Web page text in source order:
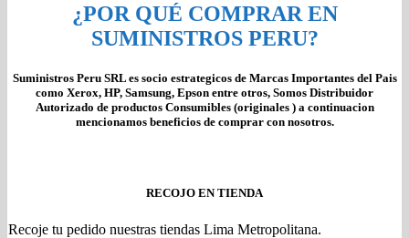
¿POR QUÉ COMPRAR EN
SUMINISTROS PERU?
Suministros Peru SRL es socio estrategicos de Marcas Importantes del Pais
como Xerox, HP, Samsung, Epson entre otros, Somos Distribuidor
Autorizado de productos Consumibles (originales ) a continuacion
mencionamos beneficios de comprar con nosotros.
RECOJO EN TIENDA
Recoje tu pedido nuestras tiendas Lima Metropolitana.